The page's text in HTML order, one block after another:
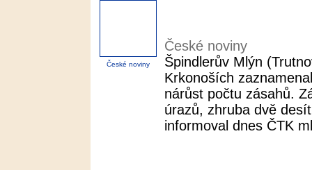
České noviny
České noviny
Špindlerův Mlýn
Krkonoších
nárůst počtu zásahů.
úrazů, zhruba dvě
informoval dnes ČTK